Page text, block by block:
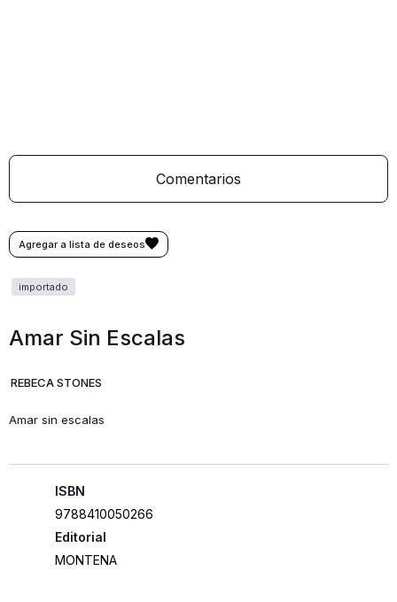
Comentarios
Amar Sin Escalas
REBECA STONES
Amar sin escalas
ISBN
9788410050266
Editorial
MONTENA